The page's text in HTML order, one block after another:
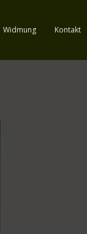
Widmung Kontakt